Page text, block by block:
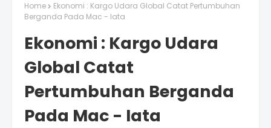
Home
Ekonomi : Kargo Udara Global Catat Pertumbuhan
Berganda Pada Mac - Iata
Ekonomi : Kargo Udara
Global Catat
Pertumbuhan Berganda
Pada Mac - Iata